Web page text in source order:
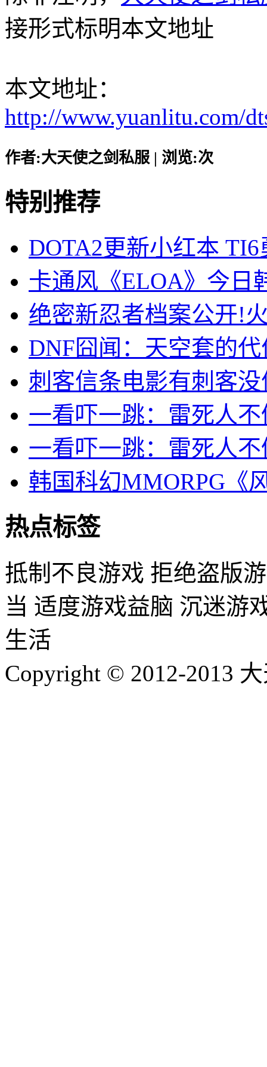
接形式标明本文地址
本文地址：
http://www.yuanlitu.com/
作者:大天使之剑私服 | 浏览:次
特别推荐
DOTA2更新小红本
卡通风《ELOA》今日
绝密新忍者档案公开!
DNF囧闻：天空套的
刺客信条电影有刺客
一看吓一跳：雷死人
一看吓一跳：雷死人
韩国科幻MMORPG《
热点标签
抵制不良游戏 拒绝盗版
当 适度游戏益脑 沉迷游
生活
Copyright © 2012-2013